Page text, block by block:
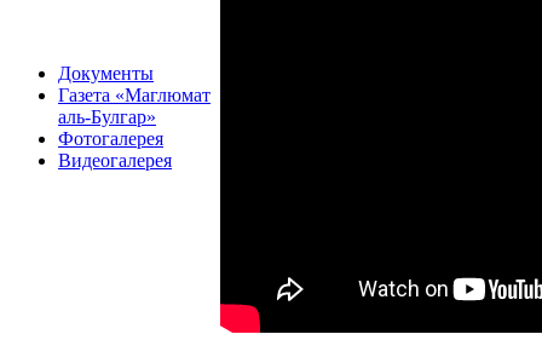
Документы
Газета «Маглюмат
аль-Булгар»
Фотогалерея
Видеогалерея